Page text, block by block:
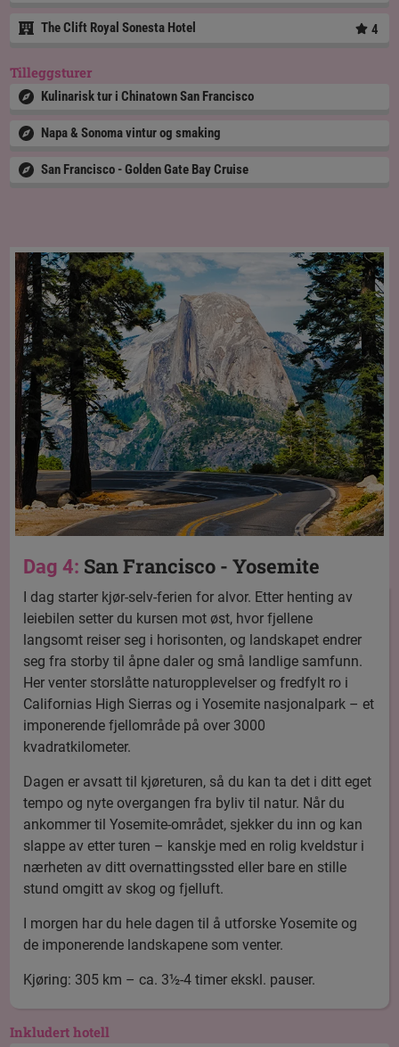
The Clift Royal Sonesta Hotel 4
Tilleggsturer
Kulinarisk tur i Chinatown San Francisco
Napa & Sonoma vintur og smaking
San Francisco - Golden Gate Bay Cruise
Dag 4: San Francisco - Yosemite
I dag starter kjør-selv-ferien for alvor. Etter henting av
leiebilen setter du kursen mot øst, hvor fjellene
langsomt reiser seg i horisonten, og landskapet endrer
seg fra storby til åpne daler og små landlige samfunn.
Her venter storslåtte naturopplevelser og fredfylt ro i
Californias High Sierras og i Yosemite nasjonalpark – et
imponerende fjellområde på over 3000
kvadratkilometer.
Dagen er avsatt til kjøreturen, så du kan ta det i ditt eget
tempo og nyte overgangen fra byliv til natur. Når du
ankommer til Yosemite-området, sjekker du inn og kan
slappe av etter turen – kanskje med en rolig kveldstur i
nærheten av ditt overnattingssted eller bare en stille
stund omgitt av skog og fjelluft.
I morgen har du hele dagen til å utforske Yosemite og
de imponerende landskapene som venter.
Kjøring: 305 km – ca. 3½-4 timer ekskl. pauser.
Inkludert hotell